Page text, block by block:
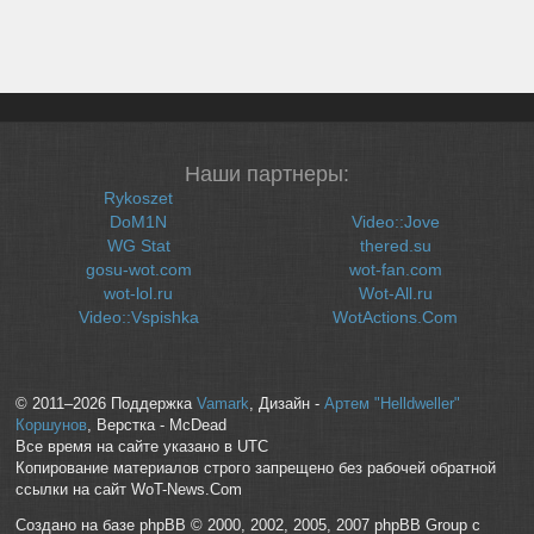
Наши партнеры:
Rykoszet
DoM1N
WG Stat
gosu-wot.com
wot-lol.ru
Video::Vspishka
Video::Jove
thered.su
wot-fan.com
Wot-All.ru
WotActions.Com
© 2011–2026 Поддержка Vamark , Дизайн - Артем "Helldweller"
Коршунов, Верстка - McDead
Все время на сайте указано в UTC
Копирование материалов строго запрещено без рабочей обратной
ссылки на сайт WoT-News.Com
Создано на базе phpBB © 2000, 2002, 2005, 2007 phpBB Group с